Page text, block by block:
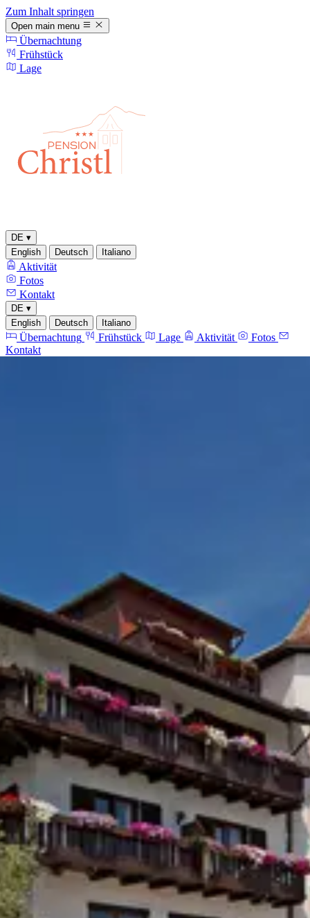
Zum Inhalt springen
Open main menu
Übernachtung
Frühstück
Lage
DE ▾
English
Deutsch Italiano
Aktivität
Fotos
Kontakt
DE ▾
English
Deutsch Italiano
Übernachtung Frühstück Lage Aktivität
Fotos
Kontakt